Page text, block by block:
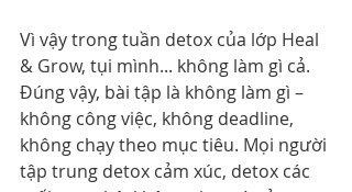
Vì vậy trong tuần detox của lớp Heal
& Grow, tụi mình... không làm gì cả.
Đúng vậy, bài tập là không làm gì –
không công việc, không deadline,
không chạy theo mục tiêu. Mọi người
tập trung detox cảm xúc, detox các